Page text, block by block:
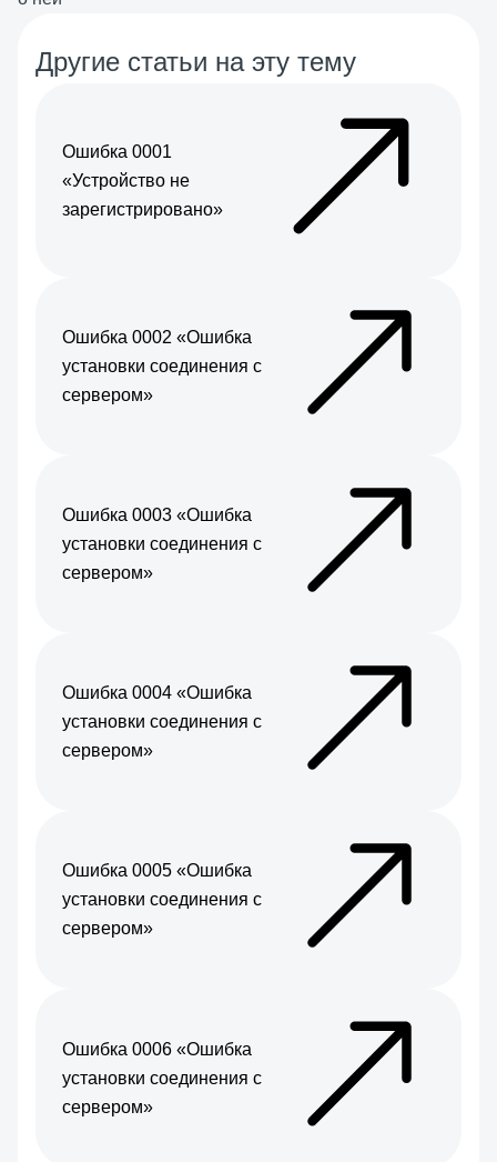
Другие статьи на эту тему
Ошибка 0001
«Устройство не
зарегистрировано»
Ошибка 0002 «Ошибка
установки соединения с
сервером»
Ошибка 0003 «Ошибка
установки соединения с
сервером»
Ошибка 0004 «Ошибка
установки соединения с
сервером»
Ошибка 0005 «Ошибка
установки соединения с
сервером»
Ошибка 0006 «Ошибка
установки соединения с
сервером»